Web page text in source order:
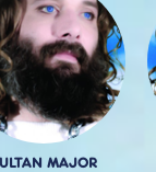
MAJOR